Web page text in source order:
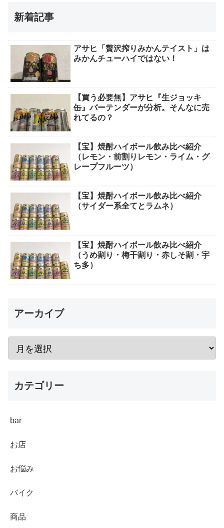
新着記事
アサヒ「贅沢搾りみかんテイスト」は
みかんチューハイではない！
【買う必要無】アサヒ『生ジョッキ
缶』バーテンダーが分析。そんなに売
れてるの？
【宝】焼酎ハイボール飲み比べ紹介
（レモン・前割りレモン・ライム・グ
レープフルーツ）
【宝】焼酎ハイボール飲み比べ紹介
（サイダー系全てとラムネ）
【宝】焼酎ハイボール飲み比べ紹介
（うめ割り・梅干割り・赤しそ割・宇
ち多）
アーカイブ
カテゴリー
bar
お店
お悩み
バイク
商品